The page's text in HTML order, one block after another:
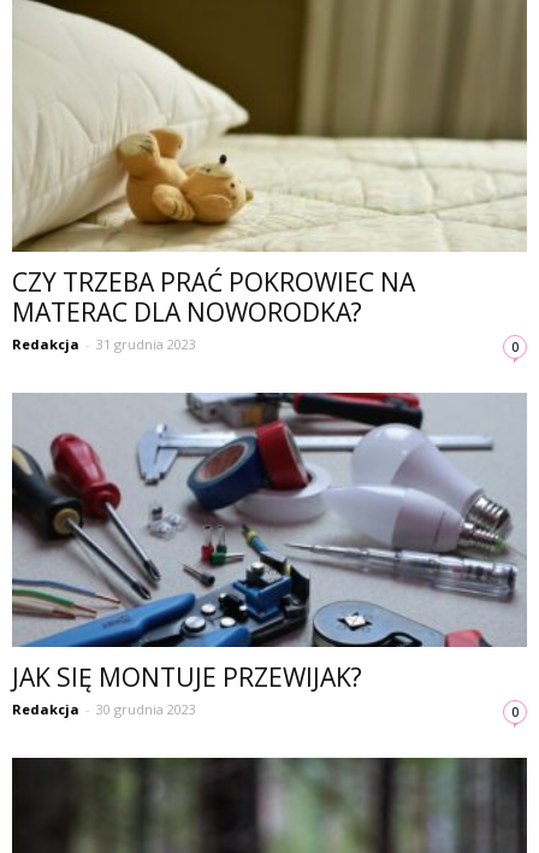
CZY TRZEBA PRAĆ POKROWIEC NA
MATERAC DLA NOWORODKA?
Redakcja - 31 grudnia 2023 0
JAK SIĘ MONTUJE PRZEWIJAK?
Redakcja - 30 grudnia 2023 0